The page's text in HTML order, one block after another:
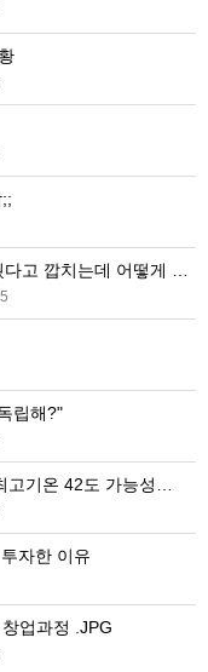
고 깝치는데 어떻게 …
립해?"
고기온 42도 가능성…
자한 이유
업과정 .JPG